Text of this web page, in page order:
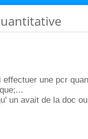
effectuer une pcr
un avait de la doc